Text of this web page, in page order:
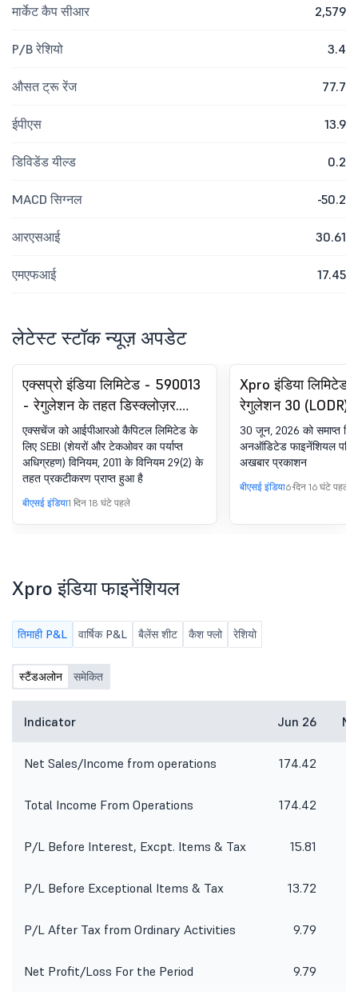
मार्केट कैप सीआर 2,579
P/B रेशियो 3.4
औसत ट्रू रेंज 77.7
ईपीएस 13.9
डिविडेंड यील्ड 0.2
MACD सिग्नल -50.2
आरएसआई 30.61
एमएफआई 17.45
लेटेस्ट स्टॉक न्यूज़ अपडेट
एक्सप्रो इंडिया लिमिटेड - 590013
- रेगुलेशन के तहत डिस्क्लोज़र.
SEBI (SAST) विनियम, 2011 का
29(2)
एक्सचेंज को आईपीआरओ कैपिटल लिमिटेड के
लिए SEBI (शेयरों और टेकओवर का पर्याप्त
अधिग्रहण) विनियम, 2011 के विनियम 29(2) के
तहत प्रकटीकरण प्राप्त हुआ है
बीएसई इंडिया1 दिन 18 घंटे पहले
Xpro इंडिया
रेगुलेशन 30 (LODR)
घोषणा - न्यूज़पेपर
30 जून, 2026 को समाप्त
अनऑडिटेड फाइनेंशियल
अखबार प्रकाशन
बीएसई इंडिया6 दिन 16 घंटे पहले
Xpro इंडिया फाइनेंशियल
तिमाही P&L वार्षिक P&L बैलेंस शीट कैश फ्लो रेशियो
स्टैंडअलोन समेकित
Indicator Jun 26
Net Sales/Income from operations 174.42
Total Income From Operations 174.42
P/L Before Interest, Excpt. Items & Tax 15.81
P/L Before Exceptional Items & Tax 13.72
P/L After Tax from Ordinary Activities 9.79
Net Profit/Loss For the Period 9.79